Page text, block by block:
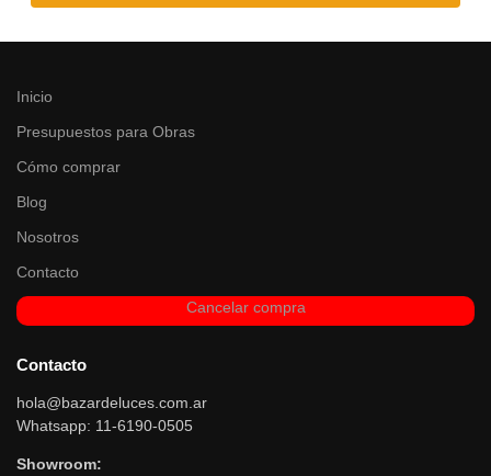
Inicio
Presupuestos para Obras
Cómo comprar
Blog
Nosotros
Contacto
Cancelar compra
Contacto
hola@bazardeluces.com.ar
Whatsapp: 11-6190-0505
Showroom: